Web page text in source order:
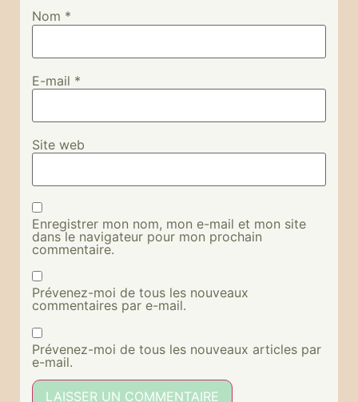
Nom *
E-mail *
Site web
Enregistrer mon nom, mon e-mail et mon site
dans le navigateur pour mon prochain
commentaire.
Prévenez-moi de tous les nouveaux
commentaires par e-mail.
Prévenez-moi de tous les nouveaux articles par
e-mail.